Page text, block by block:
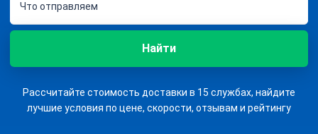
Что отправляем
Найти
Рассчитайте стоимость доставки в 15 службах, найдите
лучшие условия по цене, скорости, отзывам и рейтингу